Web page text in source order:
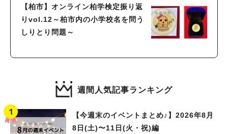
【柏市】オンライン柏学検定振り返
りvol.12～柏市内の小学校名を問う
しりとり問題～
週間人気記事ランキング
【今週末のイベントまとめ♪】2026年8月
8日(土)〜11日(火・祝)編